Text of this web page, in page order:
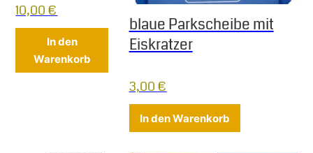
10,00€
In den
Warenkorb
blaue Parkscheibe mit
Eiskratzer
3,00€
In den Warenkorb